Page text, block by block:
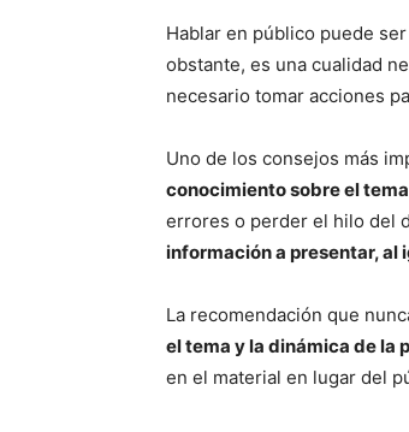
Hablar en público puede
obstante, es una cualidad
necesario tomar acciones
Uno de los consejos más
conocimiento sobre el
errores o perder el hilo del
información a presentar, al
La recomendación que
el tema y la dinámica de la
en el material en lugar del